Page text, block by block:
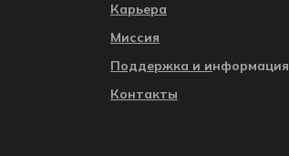
Карьера
Миссия
Поддержка и информация
Контакты